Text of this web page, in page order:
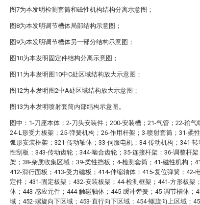
图7为本发明检测套筒和磁性机构结构分离示意图；
图8为本发明调节槽体局部结构示意图；
图9为本发明调节槽体另一部分结构示意图；
图10为本发明固定件结构分离示意图；
图11为本发明图10中C处区域结构放大示意图；
图12为本发明图2中A处区域结构放大示意图；
图13为本发明喷射套筒内部结构示意图。
图中：1-刀座本体；2-刀头安装件；200-安装槽；21-气管；22-输气
24-L形受力板架；25-弹簧机构；26-作用杆架；3-喷射套筒；31-柔
弧形安装框架；321-传动轴体；33-伺服电机；34-传动机构；341-
性刮板；343-传动齿轮；344-啮合齿轮；35-连接杆架；36-调整杆架
架；38-杂质收集区域；39-柔性挡板；4-检测套筒；41-磁性机构；
412-滑行面板；413-受力磁板；414-伸缩轴体；415-复位弹簧；42-
定件；431-固定板架；432-安装板架；44-检测框架；441-方形板架
体；443-感应元件；444-触碰轴体；445-缓冲弹簧；45-调节槽体；
域；452-螺旋向下区域；453-直行向下区域；454-螺旋向上区域；